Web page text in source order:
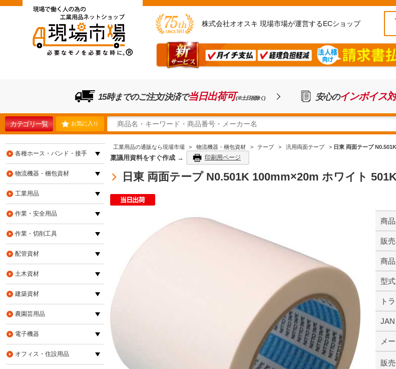
株式会社オオスキ 現場市場が運営するECショップ
15時までのご注文/決済で当日出荷可(※土日祝除く) 安心のインボイス
カテゴリ一覧 お気に入り
工業用品の通販なら現場市場 > 物流機器・梱包資材 > テープ > 汎用両面テープ > 日東 両面テープ
稟議用資料をすぐ作成 → 印刷用ページ
日東 両面テープ N0.501K 100mm×20m ホワイト
商
販
商
型式
ト
JAN
メ
販
各種ホース・バンド・接手
物流機器・梱包資材
工業用品
作業・安全用品
作業・切削工具
配管資材
土木資材
建築資材
農園芸用品
電子機器
オフィス・住設用品